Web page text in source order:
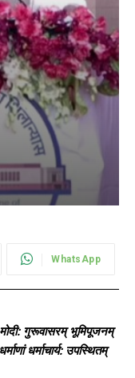
WhatsApp
गुरूवासरम् भूमिपूजनम्
धर्माचार्य: उपस्थितम्